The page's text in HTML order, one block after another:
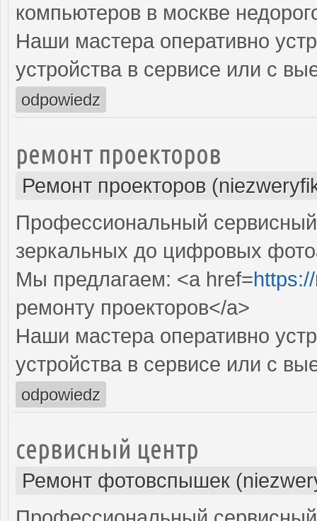
компьютеров в москве
Наши мастера оперативно
устройства в сервисе или с
odpowiedz
ремонт проекторов
Ремонт проекторов
Профессиональный
зеркальных до цифровых
Мы предлагаем: <a href=
ремонту проекторов</a>
Наши мастера оперативно
устройства в сервисе или с
odpowiedz
сервисный центр
Ремонт фотовспышек